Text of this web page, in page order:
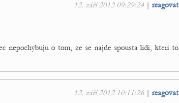
12. září 2012 09:29:24 | reagovat
nepochybuju o tom, ze se najde spousta lidi, kteri to
12. září 2012 10:11:26 | reagovat